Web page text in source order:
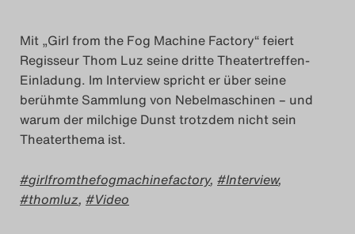
2022
Das Theatertreffen-Blog
2023
Das Theatertreffen-Blog
2024
Das Theatertreffen-Blog
Mit „Girl from the Fog Machine Factory“ feiert
Regisseur Thom Luz seine dritte Theatertreffen-
Einladung. Im Interview spricht er über seine
berühmte Sammlung von Nebelmaschinen – und
warum der milchige Dunst trotzdem nicht sein
Theaterthema ist.
girlfromthefogmachinefactory, Interview,
thomluz, Video